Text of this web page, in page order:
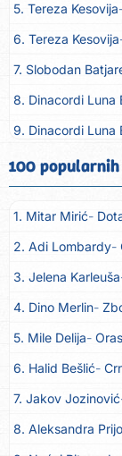
5. Tereza Kesovija
6. Tereza Kesovija
8. Dinacordi Luna
9. Dinacordi Luna
10. Dinacordi
11. Tamara Brusić
12. Grupa TNT
13. Zaim Imamović
14. Azra Husarkić
15. Dinacordi
16. Pet za 5
17. Dinacordi
18. Vesna Kartuš
19. Severina
100
1. Mitar Mirić
2. Adi Lombardy
3. Jelena Karleuša
4. Dino Merlin
5. Mile Delija Oras
6. Halid Bešlić
7. Jakov Jozinović
8. Aleksandra